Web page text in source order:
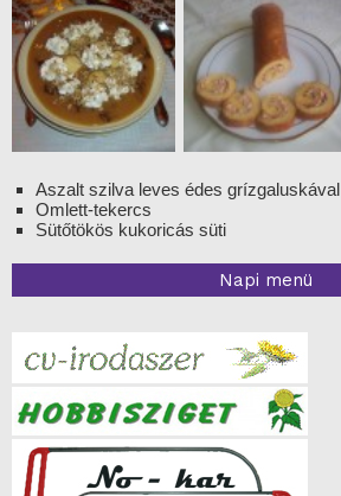
Aszalt szilva leves édes grízgaluskával
Omlett-tekercs
Sütőtökös kukoricás süti
Napi menü